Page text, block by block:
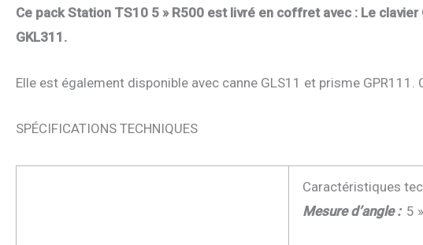
Ce pack Station TS10 5 » R500 est livré en coffret avec : Le
GKL311.
Elle est également disponible avec canne GLS11 et prisme GPR111.
SPÉCIFICATIONS TECHNIQUES
Caractéristiques
Mesure d’angle :5 »